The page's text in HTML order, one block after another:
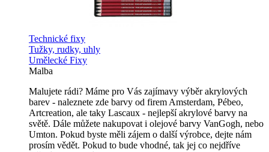
Technické fixy
Tužky, rudky, uhly
Umělecké Fixy
Malba
Malujete rádi? Máme pro Vás zajímavy výběr akrylových
barev - naleznete zde barvy od firem Amsterdam, Pébeo,
Artcreation, ale taky Lascaux - nejlepší akrylové barvy na
světě. Dále můžete nakupovat i olejové barvy VanGogh, nebo
Umton. Pokud byste měli zájem o další výrobce, dejte nám
prosím vědět. Pokud to bude vhodné, tak jej co nejdříve